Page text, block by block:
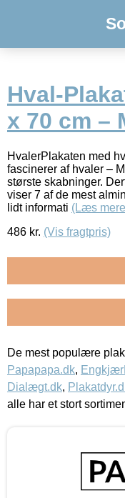
Hval-
x 70 cm –
HvalerPlakaten med
fascinerer af hvaler –
største skabninger.
viser 7 af de mest
lidt informati (Læs
486 kr. (Vis fragtpris)
De mest populære
Papapapa.dk,
Dialægt.dk,
alle har et stort